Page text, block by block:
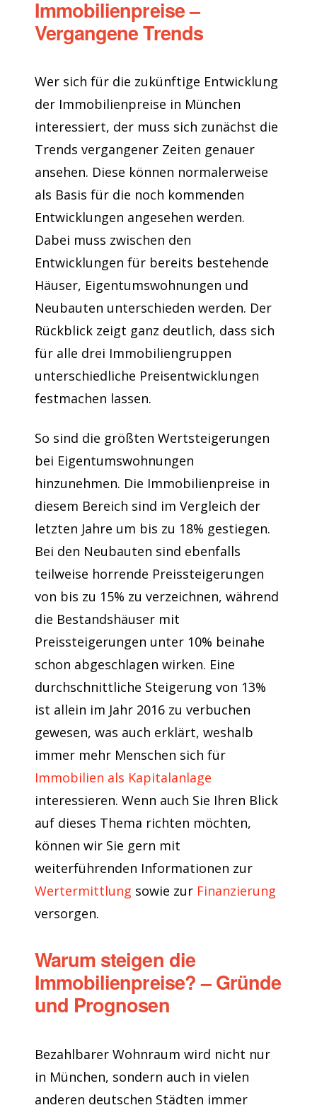
Immobilienpreise –
Vergangene Trends
Wer sich für die zukünftige Entwicklung
der Immobilienpreise in München
interessiert, der muss sich zunächst die
Trends vergangener Zeiten genauer
ansehen. Diese können normalerweise
als Basis für die noch kommenden
Entwicklungen angesehen werden.
Dabei muss zwischen den
Entwicklungen für bereits bestehende
Häuser, Eigentumswohnungen und
Neubauten unterschieden werden. Der
Rückblick zeigt ganz deutlich, dass sich
für alle drei Immobiliengruppen
unterschiedliche Preisentwicklungen
festmachen lassen.
So sind die größten Wertsteigerungen
bei Eigentumswohnungen
hinzunehmen. Die Immobilienpreise in
diesem Bereich sind im Vergleich der
letzten Jahre um bis zu 18% gestiegen.
Bei den Neubauten sind ebenfalls
teilweise horrende Preissteigerungen
von bis zu 15% zu verzeichnen, während
die Bestandshäuser mit
Preissteigerungen unter 10% beinahe
schon abgeschlagen wirken. Eine
durchschnittliche Steigerung von 13%
ist allein im Jahr 2016 zu verbuchen
gewesen, was auch erklärt, weshalb
immer mehr Menschen sich für
Immobilien als Kapitalanlage
interessieren. Wenn auch Sie Ihren Blick
auf dieses Thema richten möchten,
können wir Sie gern mit
weiterführenden Informationen zur
Wertermittlung sowie zur Finanzierung
versorgen.
Warum steigen die
Immobilienpreise? – Gründe
und Prognosen
Bezahlbarer Wohnraum wird nicht nur
in München, sondern auch in vielen
anderen deutschen Städten immer